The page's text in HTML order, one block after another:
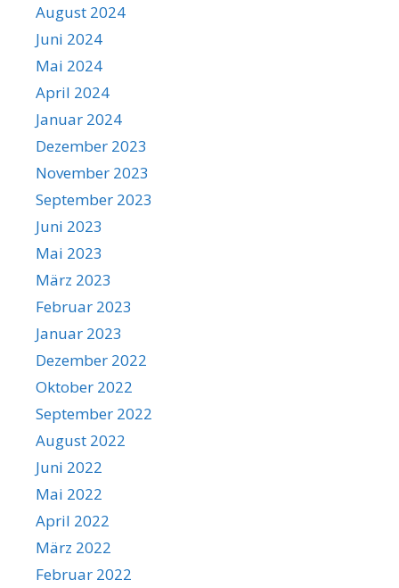
August 2024
Juni 2024
Mai 2024
April 2024
Januar 2024
Dezember 2023
November 2023
September 2023
Juni 2023
Mai 2023
März 2023
Februar 2023
Januar 2023
Dezember 2022
Oktober 2022
September 2022
August 2022
Juni 2022
Mai 2022
April 2022
März 2022
Februar 2022